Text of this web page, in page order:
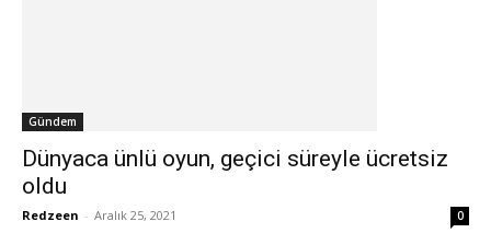
Gündem
Dünyaca ünlü oyun, geçici süreyle ücretsiz
oldu
Redzeen - Aralık 25, 2021 0